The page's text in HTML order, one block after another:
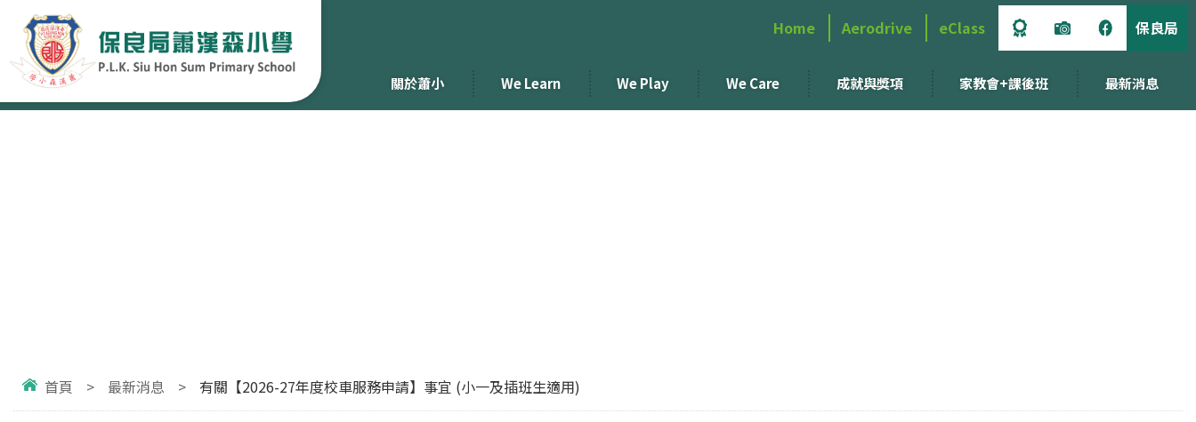
Home Aerodrive eClass 保良局
關於蕭小 We Learn We Play We Care 成就與獎項 家教會+課後班 最新消息
首頁 > 最新消息 > 有關【2026-27年度校車服務申請】事宜 (小一及插班生適用)